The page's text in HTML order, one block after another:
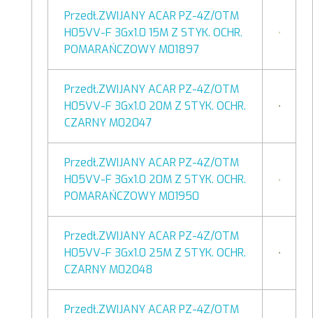
Przedł.ZWIJANY ACAR PZ-4Z/OTM
H05VV-F 3Gx1.0 15M Z STYK. OCHR.
POMARAŃCZOWY M01897
Przedł.ZWIJANY ACAR PZ-4Z/OTM
H05VV-F 3Gx1.0 20M Z STYK. OCHR.
CZARNY M02047
Przedł.ZWIJANY ACAR PZ-4Z/OTM
H05VV-F 3Gx1.0 20M Z STYK. OCHR.
POMARAŃCZOWY M01950
Przedł.ZWIJANY ACAR PZ-4Z/OTM
H05VV-F 3Gx1.0 25M Z STYK. OCHR.
CZARNY M02048
Przedł.ZWIJANY ACAR PZ-4Z/OTM